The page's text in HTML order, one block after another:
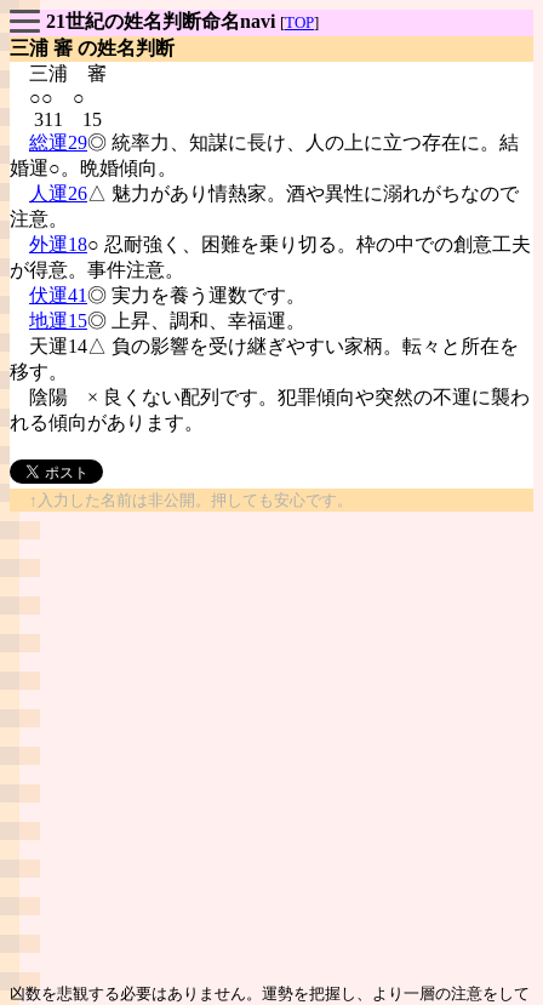
21世紀の姓名判断命名navi [TOP]
三浦 審 の姓名判断
三浦 審
○○ ○
311 15
総運29◎ 統率力、知謀に長け、人の上に立つ存在に。結
婚運○。晩婚傾向。
人運26△ 魅力があり情熱家。酒や異性に溺れがちなので
注意。
外運18○ 忍耐強く、困難を乗り切る。枠の中での創意工夫
が得意。事件注意。
伏運41◎ 実力を養う運数です。
地運15◎ 上昇、調和、幸福運。
天運14△ 負の影響を受け継ぎやすい家柄。転々と所在を
移す。
陰陽 × 良くない配列です。犯罪傾向や突然の不運に襲わ
れる傾向があります。
↑入力した名前は非公開。押しても安心です。
凶数を悲観する必要はありません。運勢を把握し、より一層の注意をして